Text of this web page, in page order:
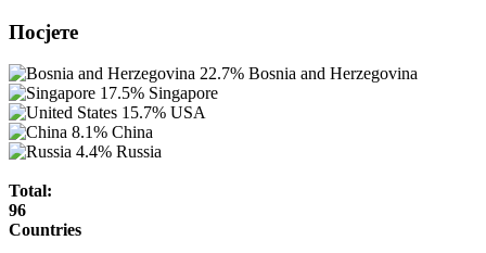
Посјете
22.7% Bosnia and Herzegovina
17.5% Singapore
15.7% USA
8.1% China
4.4% Russia
Total:
96
Countries